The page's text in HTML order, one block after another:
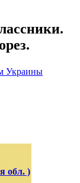
обл. )